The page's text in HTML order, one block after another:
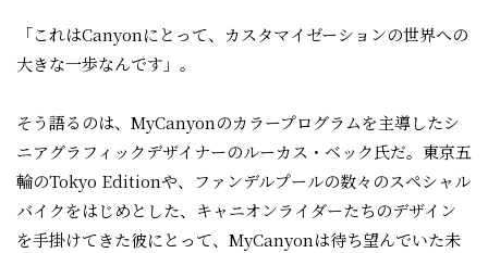
「これはCanyonにとって、カスタマイゼーションの世界への
大きな一歩なんです」。
そう語るのは、MyCanyonのカラープログラムを主導したシ
ニアグラフィックデザイナーのルーカス・ベック氏だ。東京五
輪のTokyo Editionや、ファンデルプールの数々のスペシャル
バイクをはじめとした、キャニオンライダーたちのデザイン
を手掛けてきた彼にとって、MyCanyonは待ち望んでいた未